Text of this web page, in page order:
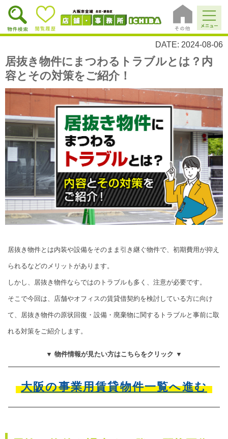
DATE: 2024-08-06
居抜き物件にまつわるトラブルとは？内
容とその対策をご紹介！
居抜き物件とは内装や設備をそのまま引き継ぐ物件で、初期費用が抑え
られるなどのメリットがあります。
しかし、居抜き物件ならではのトラブルも多く、注意が必要です。
そこで今回は、店舗やオフィスの賃貸借契約を検討している方に向け
て、居抜き物件の原状回復・設備・廃棄物に関するトラブルと事前に取
れる対策をご紹介します。
▼ 物件情報が見たい方はこちらをクリック ▼
大阪の事業用賃貸物件一覧へ進む